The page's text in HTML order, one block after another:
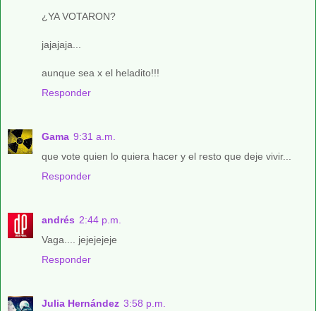
¿YA VOTARON?
jajajaja...
aunque sea x el heladito!!!
Responder
Gama 9:31 a.m.
que vote quien lo quiera hacer y el resto que deje vivir...
Responder
andrés 2:44 p.m.
Vaga.... jejejejeje
Responder
Julia Hernández 3:58 p.m.